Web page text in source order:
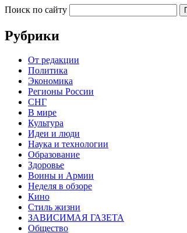
Поиск по сайту
Рубрики
От редакции
Политика
Экономика
Регионы России
СНГ
В мире
Культура
Идеи и люди
Наука и технологии
Образование
Здоровье
Воины и Армии
Неделя в обзоре
Кино
Стиль жизни
ЗАВИСИМАЯ ГАЗЕТА
Общество